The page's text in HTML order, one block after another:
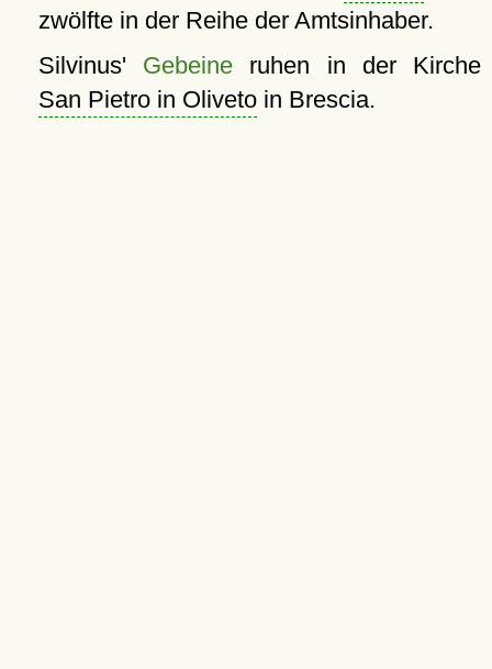
zwölfte in der Reihe der Amtsinhaber.
Silvinus' Gebeine ruhen in der Kirche
San Pietro in Olivetoin Brescia.